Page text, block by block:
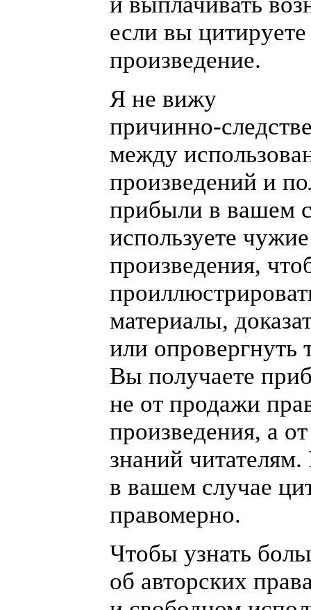
если вы
произведение.
Я не вижу
причинно-
между
произведений и
прибыли в вашем
используете чужие
произведения,
материалы,
или опровергнуть
Вы получаете
не от продажи
произведения, а
знаний читателям.
в вашем случае
правомерно.
Чтобы узнать
об авторских